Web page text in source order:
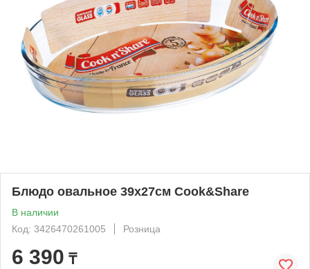
Блюдо овальное 39х27см Cook&Share
В наличии
Код: 3426470261005
Розница
6 390 ₸